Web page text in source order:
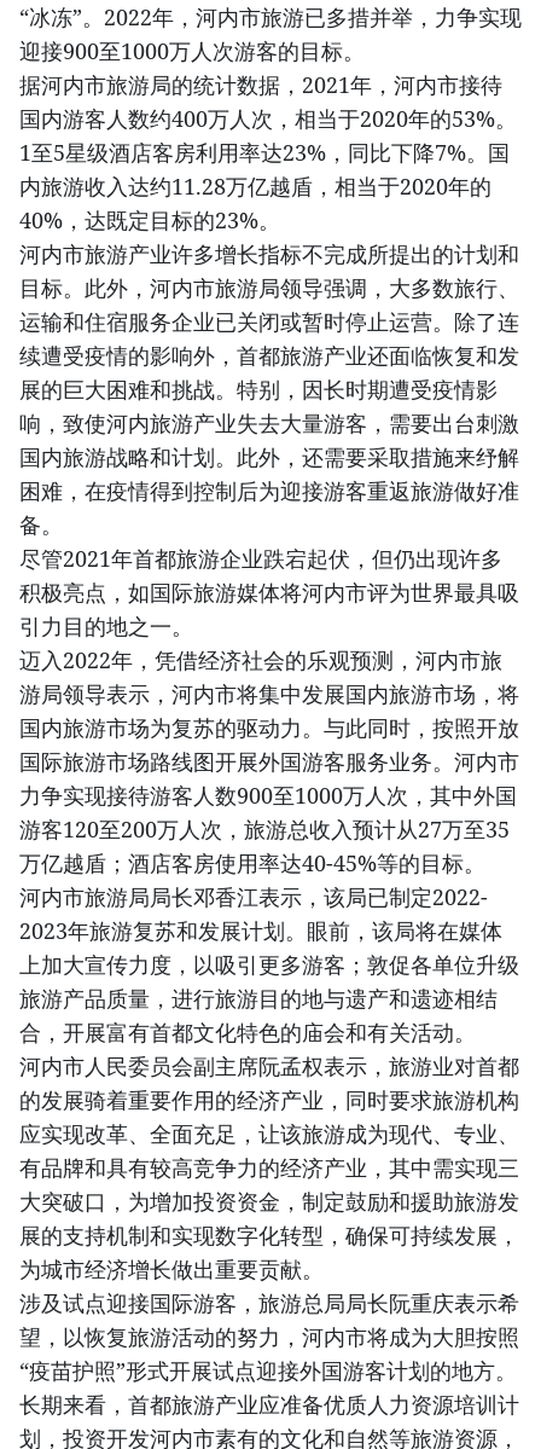
“冰冻”。2022年，河内市旅游已多措并举，力争实现
迎接900至1000万人次游客的目标。
据河内市旅游局的统计数据，2021年，河内市接待
国内游客人数约400万人次，相当于2020年的53%。
1至5星级酒店客房利用率达23%，同比下降7%。国
内旅游收入达约11.28万亿越盾，相当于2020年的
40%，达既定目标的23%。
河内市旅游产业许多增长指标不完成所提出的计划和
目标。此外，河内市旅游局领导强调，大多数旅行、
运输和住宿服务企业已关闭或暂时停止运营。除了连
续遭受疫情的影响外，首都旅游产业还面临恢复和发
展的巨大困难和挑战。特别，因长时期遭受疫情影
响，致使河内旅游产业失去大量游客，需要出台刺激
国内旅游战略和计划。此外，还需要采取措施来纾解
困难，在疫情得到控制后为迎接游客重返旅游做好准
备。
尽管2021年首都旅游企业跌宕起伏，但仍出现许多
积极亮点，如国际旅游媒体将河内市评为世界最具吸
引力目的地之一。
迈入2022年，凭借经济社会的乐观预测，河内市旅
游局领导表示，河内市将集中发展国内旅游市场，将
国内旅游市场为复苏的驱动力。与此同时，按照开放
国际旅游市场路线图开展外国游客服务业务。河内市
力争实现接待游客人数900至1000万人次，其中外国
游客120至200万人次，旅游总收入预计从27万至35
万亿越盾；酒店客房使用率达40-45%等的目标。
河内市旅游局局长邓香江表示，该局已制定2022-
2023年旅游复苏和发展计划。眼前，该局将在媒体
上加大宣传力度，以吸引更多游客；敦促各单位升级
旅游产品质量，进行旅游目的地与遗产和遗迹相结
合，开展富有首都文化特色的庙会和有关活动。
河内市人民委员会副主席阮孟权表示，旅游业对首都
的发展骑着重要作用的经济产业，同时要求旅游机构
应实现改革、全面充足，让该旅游成为现代、专业、
有品牌和具有较高竞争力的经济产业，其中需实现三
大突破口，为增加投资资金，制定鼓励和援助旅游发
展的支持机制和实现数字化转型，确保可持续发展，
为城市经济增长做出重要贡献。
涉及试点迎接国际游客，旅游总局局长阮重庆表示希
望，以恢复旅游活动的努力，河内市将成为大胆按照
“疫苗护照”形式开展试点迎接外国游客计划的地方。
长期来看，首都旅游产业应准备优质人力资源培训计
划，投资开发河内市素有的文化和自然等旅游资源，